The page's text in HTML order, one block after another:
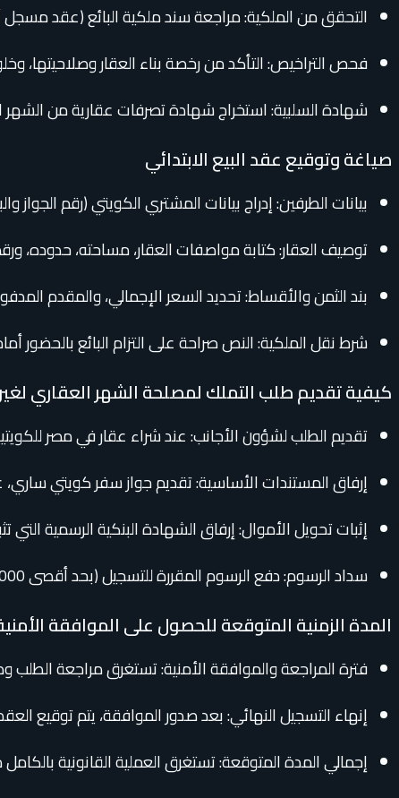
التحقق من الملكية: مراجعة سند ملكية البائع (عقد
فحص التراخيص: التأكد من رخصة بناء العقار وصلاحيتها،
شهادة السلبية: استخراج شهادة تصرفات عقارية من الشهر
صياغة وتوقيع عقد البيع الابتدائي
بيانات الطرفين: إدراج بيانات المشتري الكويتي (رقم الجواز
توصيف العقار: كتابة مواصفات العقار، مساحته، حدوده،
بند الثمن والأقساط: تحديد السعر الإجمالي، والمقدم
شرط نقل الملكية: النص صراحة على التزام البائع بالحضور
كيفية تقديم طلب التملك لمصلحة الشهر العقاري
تقديم الطلب لشؤون الأجانب: عند شراء عقار في مصر
إرفاق المستندات الأساسية: تقديم جواز سفر كويتي ساري،
إثبات تحويل الأموال: إرفاق الشهادة البنكية الرسمية
سداد الرسوم: دفع الرسوم المقررة للتسجيل (بحد أقصى 2000 جنيه مصري للرسوم الثابتة بخلاف المصاريف الإدارية والرفع المساحي).
المدة الزمنية المتوقعة للحصول على الموافقة
فترة المراجعة والموافقة الأمنية: تستغرق مراجعة الطلب وصدور
إنهاء التسجيل النهائي: بعد صدور الموافقة، يتم توقيع العقد
إجمالي المدة المتوقعة: تستغرق العملية القانونية بالكامل من